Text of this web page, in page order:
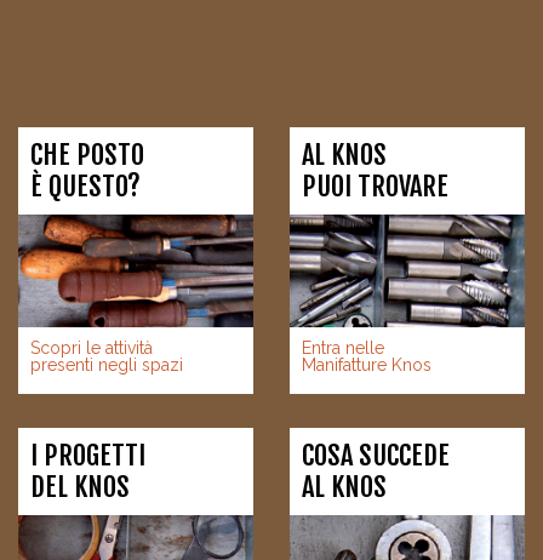
CHE POSTO
È QUESTO?
Scopri le attività
presenti negli spazi
AL KNOS
PUOI TROVARE
Entra nelle
Manifatture Knos
I PROGETTI
DEL KNOS
COSA SUCCEDE
AL KNOS